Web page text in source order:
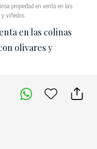
propiedad en venta en las
viñedos
en las colinas
olivares y